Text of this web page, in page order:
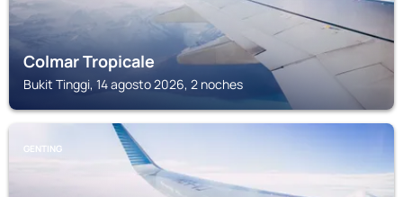
Colmar Tropicale
Bukit Tinggi, 14 agosto 2026, 2 noches
GENTING